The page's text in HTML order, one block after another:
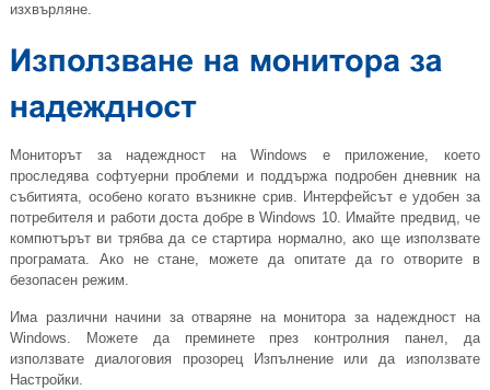
изхвърляне.
Мониторът за надеждност на Windows е приложение, което
проследява софтуерни проблеми и поддържа подробен дневник на
събитията, особено когато възникне срив. Интерфейсът е удобен за
потребителя и работи доста добре в Windows 10. Имайте предвид, че
компютърът ви трябва да се стартира нормално, ако ще използвате
програмата. Ако не стане, можете да опитате да го отворите в
безопасен режим.
Има различни начини за отваряне на монитора за надеждност на
Windows. Можете да преминете през контролния панел, да
използвате диалоговия прозорец Изпълнение или да използвате
Настройки.